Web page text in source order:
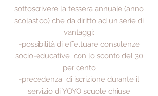
sottoscrivere la tessera annuale (anno
scolastico) che da diritto ad un serie di
vantaggi:
-possibilità di effettuare consulenze
socio-educative con lo sconto del 30
per cento
-precedenza di iscrizione durante il
servizio di YOYO scuole chiuse